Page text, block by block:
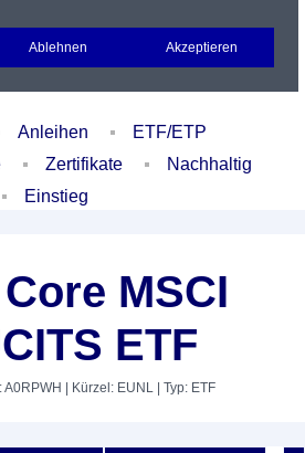
Portfolio Login
Anleihen
ETF/ETP
Zertifikate
Nachhaltig
Einstieg
MSCI
ETF
A0RPWH | Kürzel: EUNL | Typ: ETF
Ablehnen Akzeptieren